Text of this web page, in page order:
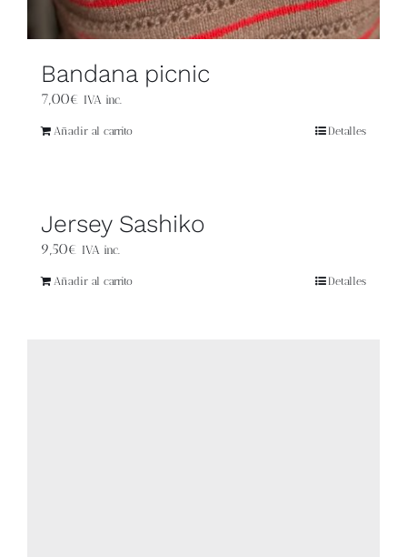
Bandana picnic
7,00€ IVA inc.
Añadir al carrito Detalles
Jersey Sashiko
9,50€ IVA inc.
Añadir al carrito Detalles